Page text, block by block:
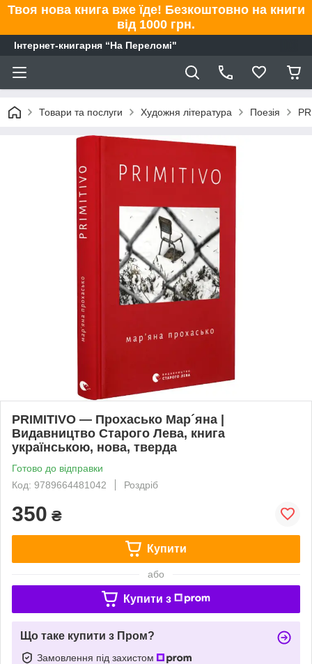
Твоя нова книга вже їде! Безкоштовно на книги
від 1000 грн.
Інтернет-книгарня “На Переломі"
Товари та послуги Художня література Поезія
PRIMITIVO — Прохасько Мар´яна |
Видавництво Старого Лева, книга
українською, нова, тверда
Готово до відправки
Код: 9789664481042
Роздріб
350 ₴
Купити
або
Купити з
Що таке купити з Пром?
Замовлення під захистом